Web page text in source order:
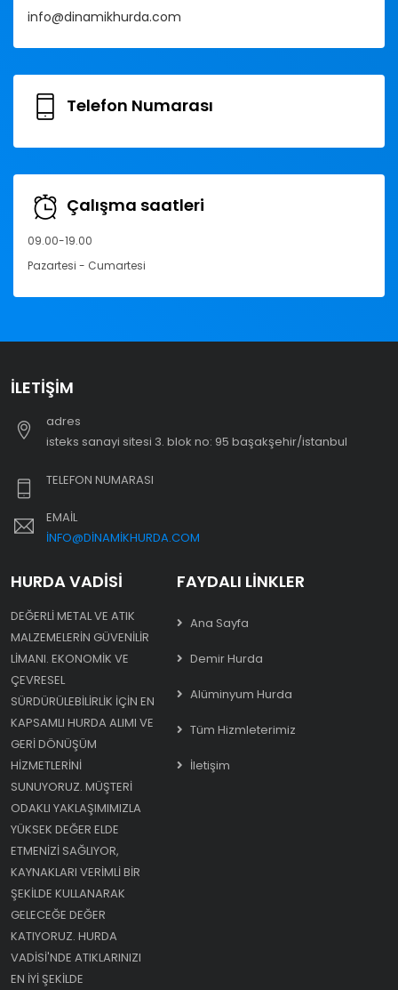
info@dinamikhurda.com
Telefon Numarası
Çalışma saatleri
09.00-19.00
Pazartesi - Cumartesi
İLETIŞIM
adres
i̇steks sanayi sitesi 3. blok no: 95 başakşehir/i̇stanbul
TELEFON NUMARASI
EMAIL
INFO@DINAMIKHURDA.COM
HURDA VADISI
DEĞERLI METAL VE ATIK
MALZEMELERIN GÜVENILIR
LIMANI. EKONOMIK VE
ÇEVRESEL
SÜRDÜRÜLEBILIRLIK IÇIN EN
KAPSAMLI HURDA ALIMI VE
GERI DÖNÜŞÜM
HIZMETLERINI
SUNUYORUZ. MÜŞTERI
ODAKLI YAKLAŞIMIMIZLA
YÜKSEK DEĞER ELDE
ETMENIZI SAĞLIYOR,
KAYNAKLARI VERIMLI BIR
ŞEKILDE KULLANARAK
GELECEĞE DEĞER
KATIYORUZ. HURDA
VADISI'NDE ATIKLARINIZI
EN IYI ŞEKILDE
FAYDALI LINKLER
Ana Sayfa
Demir Hurda
Alüminyum Hurda
Tüm Hizmleterimiz
İletişim